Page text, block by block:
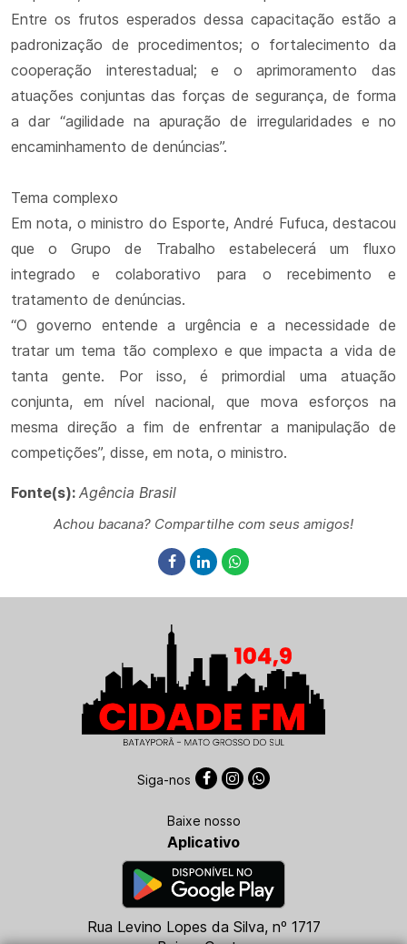
Entre os frutos esperados dessa capacitação estão a
padronização de procedimentos; o fortalecimento da
cooperação interestadual; e o aprimoramento das
atuações conjuntas das forças de segurança, de forma
a dar “agilidade na apuração de irregularidades e no
encaminhamento de denúncias”.
Tema complexo
Em nota, o ministro do Esporte, André Fufuca, destacou
que o Grupo de Trabalho estabelecerá um fluxo
integrado e colaborativo para o recebimento e
tratamento de denúncias.
“O governo entende a urgência e a necessidade de
tratar um tema tão complexo e que impacta a vida de
tanta gente. Por isso, é primordial uma atuação
conjunta, em nível nacional, que mova esforços na
mesma direção a fim de enfrentar a manipulação de
competições”, disse, em nota, o ministro.
Fonte(s): Agência Brasil
Achou bacana? Compartilhe com seus amigos!
Rua Levino Lopes da Silva, nº 1717
Siga-nos
Baixe nosso
Aplicativo